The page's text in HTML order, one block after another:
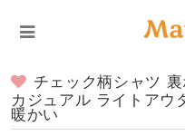
チェック柄シャツ
カジュアル ライトアウ
暖かい